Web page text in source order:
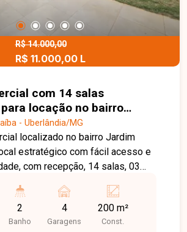
R$ 14.000,00
R$ 11.000,00 L
com 14 salas
locação no bairro
em Uberlândia-MG.
- Uberlândia/MG
localizado no bairro Jardim
estratégico com fácil acesso e
com recepção, 14 salas, 03
para 02 carros, jardim
eletrônico, fachada em blindex,
área construída de
2
Banho
4
Garagens
200 m²
Const.